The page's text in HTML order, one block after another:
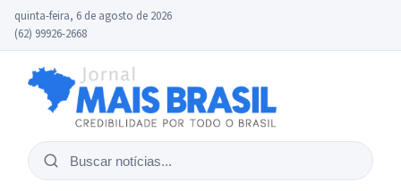
quinta-feira, 6 de agosto de 2026
(62) 99926-2668
Buscar